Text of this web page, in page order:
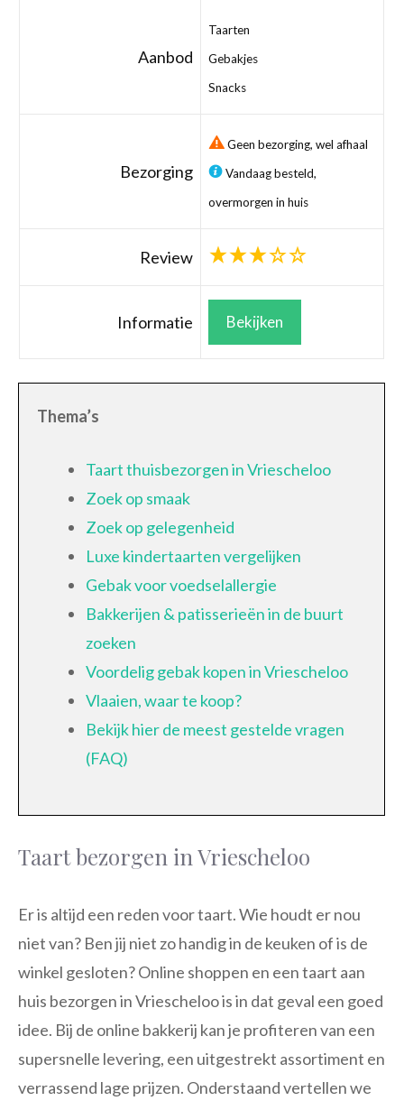
Aanbod
Taarten
Gebakjes
Snacks
Bezorging
Geen bezorging, wel afhaal
Vandaag besteld,
overmorgen in huis
Review
Informatie Bekijken
Thema’s
Taart thuisbezorgen in Vriescheloo
Zoek op smaak
Zoek op gelegenheid
Luxe kindertaarten vergelijken
Gebak voor voedselallergie
Bakkerijen & patisserieën in de buurt
zoeken
Voordelig gebak kopen in Vriescheloo
Vlaaien, waar te koop?
Bekijk hier de meest gestelde vragen
(FAQ)
Taart bezorgen in Vriescheloo
Er is altijd een reden voor taart. Wie houdt er nou
niet van? Ben jij niet zo handig in de keuken of is de
winkel gesloten? Online shoppen en een taart aan
huis bezorgen in Vriescheloo is in dat geval een goed
idee. Bij de online bakkerij kan je profiteren van een
supersnelle levering, een uitgestrekt assortiment en
verrassend lage prijzen. Onderstaand vertellen we